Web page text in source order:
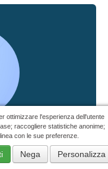
ottimizzare l'esperienza dell'utente
raccogliere statistiche anonime;
con le sue preferenze.
Nega Personalizza